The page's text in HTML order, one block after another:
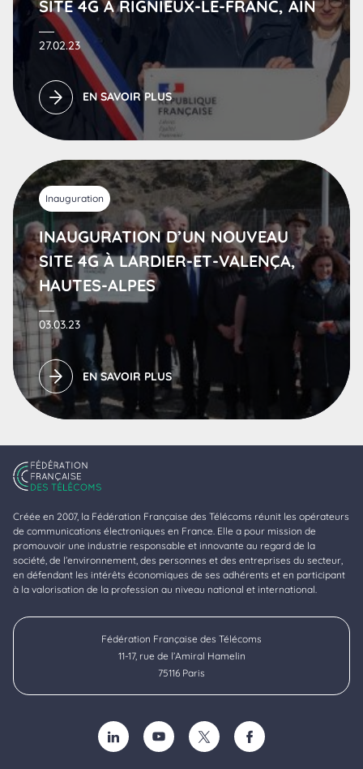
SITE 4G À RIGNIEUX-LE-FRANC, AIN
27.02.23
EN SAVOIR PLUS
Inauguration
INAUGURATION D’UN NOUVEAU
SITE 4G À LARDIER-ET-VALENÇA,
HAUTES-ALPES
03.03.23
EN SAVOIR PLUS
Créée en 2007, la Fédération Française des Télécoms réunit les opérateurs
de communications électroniques en France. Elle a pour mission de
promouvoir une industrie responsable et innovante au regard de la
société, de l’environnement, des personnes et des entreprises du secteur,
en défendant les intérêts économiques de ses adhérents et en participant
à la valorisation de la profession au niveau national et international.
Fédération Française des Télécoms
11-17, rue de l’Amiral Hamelin
75116 Paris
SUIVEZ-NOUS SUR LINKEDIN (NOUVELLE FENÊTRE)
SUIVEZ-NOUS SUR YOUTUBE (NOUVELLE
SUIVEZ-NOUS SUR TWITTER
SUIVEZ-NOUS SUR